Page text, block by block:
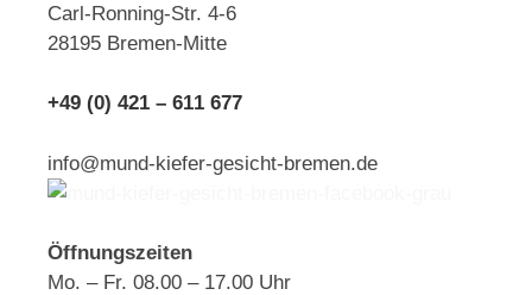
Carl-Ronning-Str. 4-6
28195 Bremen-Mitte
+49 (0) 421 – 611 677
info@mund-kiefer-gesicht-bremen.de
Öffnungszeiten
Mo. – Fr. 08.00 – 17.00 Uhr